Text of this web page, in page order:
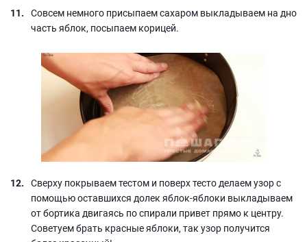
Совсем немного присыпаем сахаром выкладываем на дно
часть яблок, посыпаем корицей.
Сверху покрываем тестом и поверх тесто делаем узор с
помощью оставшихся долек яблок-яблоки выкладываем
от бортика двигаясь по спирали привет прямо к центру.
Советуем брать красные яблоки, так узор получится